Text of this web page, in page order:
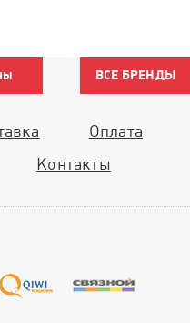
ВСЕ БРЕНДЫ
Оплата
Контакты